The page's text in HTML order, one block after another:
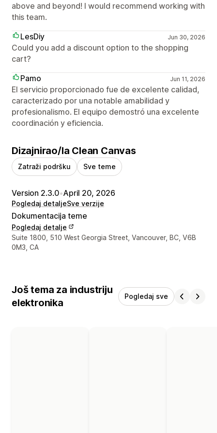
above and beyond! I would recommend working with
this team.
LesDiy
Jun 30, 2026
Could you add a discount option to the shopping
cart?
Pamo
Jun 11, 2026
El servicio proporcionado fue de excelente calidad,
caracterizado por una notable amabilidad y
profesionalismo. El equipo demostró una excelente
coordinación y eficiencia.
Dizajnirao/la Clean Canvas
Zatraži podršku Sve teme
Version 2.3.0•April 20, 2026
Pogledaj detaljeSve verzije
Dokumentacija teme
Pogledaj detalje
Podaci za kontakt dizajnera
Suite 1800, 510 West Georgia Street, Vancouver, BC, V6B
0M3, CA
Još tema za industriju
elektronika
Pogledaj sve